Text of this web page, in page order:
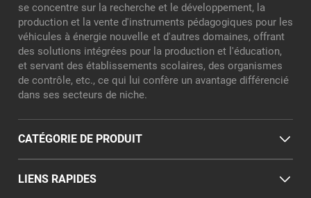
se concentre sur la recherche et le développement, la
production et la vente d'instruments pédagogiques pour les
véhicules à énergie nouvelle et d'autres domaines, offrant
des solutions intégrées pour la production et l'éducation,
et servant des établissements scolaires, des organismes
de contrôle, etc., ce qui lui confère un avantage différencié
dans ses secteurs de niche.
CATÉGORIE DE PRODUIT
LIENS RAPIDES